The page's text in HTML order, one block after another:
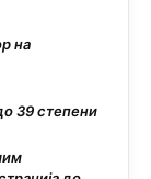
на
39 степени